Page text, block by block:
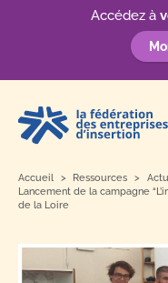
Accédez à
contenu
Accueil Ressources
Lancement de la campagne
de la Loire